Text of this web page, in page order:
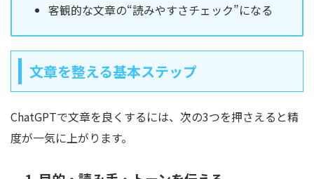
客観的な文章の“読みやすさチェック”になる
文章を整える基本ステップ
ChatGPTで文章を良くするには、次の3つを押さえると精
度が一気に上がります。